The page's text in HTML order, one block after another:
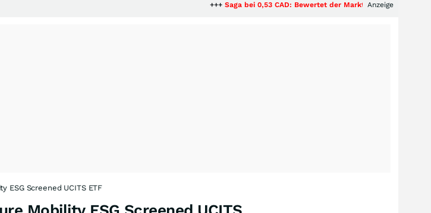
Saga bei 0,53 CAD: Bewertet der Markt noch immer nur die Hälfte
Anzeige
ESG Screened UCITS ETF